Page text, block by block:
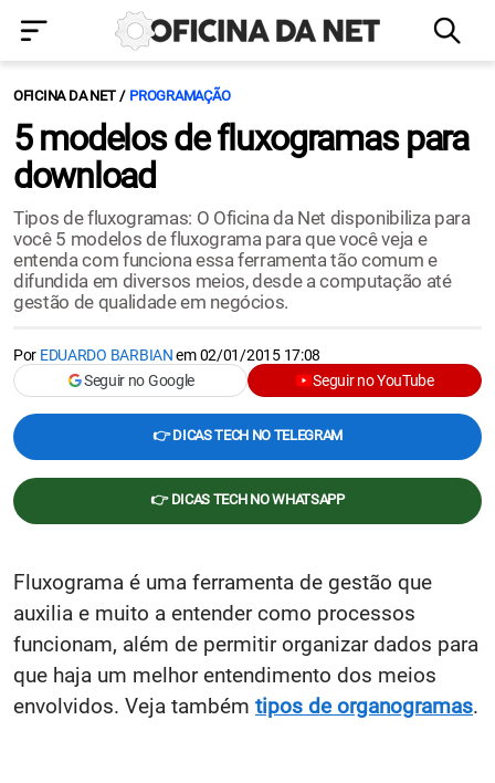
OFICINA DA NET PROGRAMAÇÃO
5 modelos de fluxogramas para
download
Tipos de fluxogramas: O Oficina da Net disponibiliza para
você 5 modelos de fluxograma para que você veja e
entenda com funciona essa ferramenta tão comum e
difundida em diversos meios, desde a computação até
gestão de qualidade em negócios.
Por EDUARDO BARBIANem02/01/2015 17:08
Seguir no Google
Seguir no YouTube
👉 DICAS TECH NO TELEGRAM
👉 DICAS TECH NO WHATSAPP
Fluxograma é uma ferramenta de gestão que
auxilia e muito a entender como processos
funcionam, além de permitir organizar dados para
que haja um melhor entendimento dos meios
envolvidos. Veja também tipos de organogramas.